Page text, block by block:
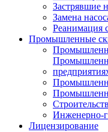
Застрявшие
Замена
Реанимация
Промышленные
Инженерно-
Лицензирование